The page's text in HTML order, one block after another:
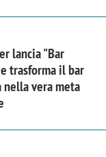
lancia "Bar
trasforma il bar
nella vera meta